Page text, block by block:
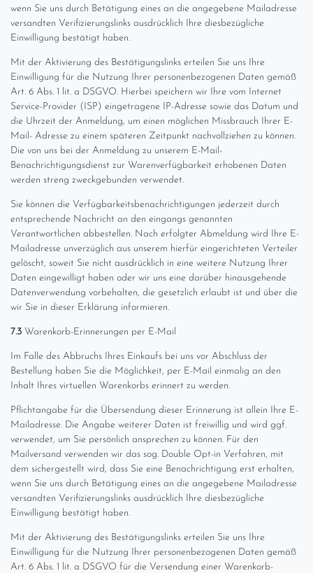
wenn Sie uns durch Betätigung eines an die angegebene Mailadresse
versandten Verifizierungslinks ausdrücklich Ihre diesbezügliche
Einwilligung bestätigt haben.
Mit der Aktivierung des Bestätigungslinks erteilen Sie uns Ihre
Einwilligung für die Nutzung Ihrer personenbezogenen Daten gemäß
Art. 6 Abs. 1 lit. a DSGVO. Hierbei speichern wir Ihre vom Internet
Service-Provider (ISP) eingetragene IP-Adresse sowie das Datum und
die Uhrzeit der Anmeldung, um einen möglichen Missbrauch Ihrer E-
Mail- Adresse zu einem späteren Zeitpunkt nachvollziehen zu können.
Die von uns bei der Anmeldung zu unserem E-Mail-
Benachrichtigungsdienst zur Warenverfügbarkeit erhobenen Daten
werden streng zweckgebunden verwendet.
Sie können die Verfügbarkeitsbenachrichtigungen jederzeit durch
entsprechende Nachricht an den eingangs genannten
Verantwortlichen abbestellen. Nach erfolgter Abmeldung wird Ihre E-
Mailadresse unverzüglich aus unserem hierfür eingerichteten Verteiler
gelöscht, soweit Sie nicht ausdrücklich in eine weitere Nutzung Ihrer
Daten eingewilligt haben oder wir uns eine darüber hinausgehende
Datenverwendung vorbehalten, die gesetzlich erlaubt ist und über die
wir Sie in dieser Erklärung informieren.
7.3 Warenkorb-Erinnerungen per E-Mail
Im Falle des Abbruchs Ihres Einkaufs bei uns vor Abschluss der
Bestellung haben Sie die Möglichkeit, per E-Mail einmalig an den
Inhalt Ihres virtuellen Warenkorbs erinnert zu werden.
Pflichtangabe für die Übersendung dieser Erinnerung ist allein Ihre E-
Mailadresse. Die Angabe weiterer Daten ist freiwillig und wird ggf.
verwendet, um Sie persönlich ansprechen zu können. Für den
Mailversand verwenden wir das sog. Double Opt-in Verfahren, mit
dem sichergestellt wird, dass Sie eine Benachrichtigung erst erhalten,
wenn Sie uns durch Betätigung eines an die angegebene Mailadresse
versandten Verifizierungslinks ausdrücklich Ihre diesbezügliche
Einwilligung bestätigt haben.
Mit der Aktivierung des Bestätigungslinks erteilen Sie uns Ihre
Einwilligung für die Nutzung Ihrer personenbezogenen Daten gemäß
Art. 6 Abs. 1 lit. a DSGVO für die Versendung einer Warenkorb-